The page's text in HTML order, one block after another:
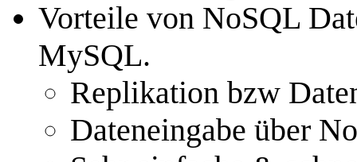
Vorteile von NoSQL
MySQL.
Replikation bzw
Dateneingabe über